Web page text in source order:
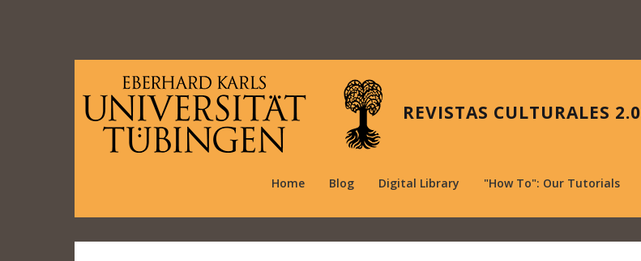
REVISTAS CULTURALES 2.0
Home Blog Digital Library "How To": Our Tutorials